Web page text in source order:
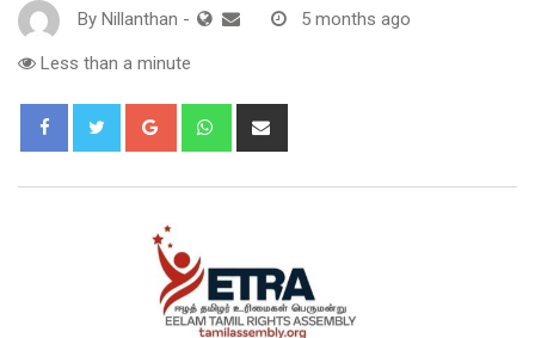
By Nillanthan - 5 months ago
Less than a minute
Google+ Whatsapp